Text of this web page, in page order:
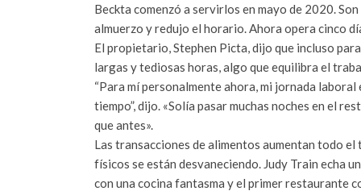
Beckta comenzó a servirlos en mayo de 2020.
almuerzo y redujo el horario. Ahora opera cinco
El propietario, Stephen Picta, dijo que incluso
largas y tediosas horas, algo que equilibra el
“Para mí personalmente ahora, mi jornada
tiempo”, dijo. «Solía ​​pasar muchas noches en el
que antes».
Las transacciones de alimentos aumentan todo
físicos se están desvaneciendo. Judy Train echa
con una cocina fantasma y el primer restaurante